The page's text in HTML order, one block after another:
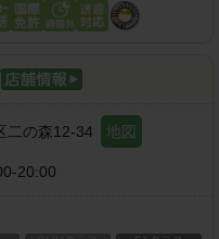
二の森12-34 地図
20:00